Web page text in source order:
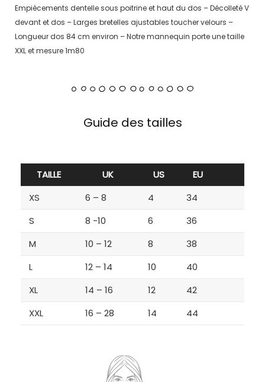
Empiècements dentelle sous poitrine et haut du dos – Décolleté V
devant et dos – Larges bretelles ajustables toucher velours –
Longueur dos 84 cm environ – Notre mannequin porte une taille
XXL et mesure 1m80
Guide des tailles
TAILLE UK US
EU
XS
6 – 8 4
34
S
8 -10 6
36
M
10 – 12 8
38
L
12 – 14 10
40
XL
14 – 16 12
42
XXL
16 – 28 14 44